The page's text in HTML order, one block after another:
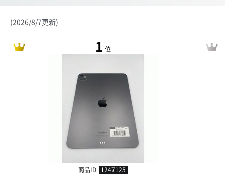
(2026/8/7更新)
1 位
商品ID 1247125